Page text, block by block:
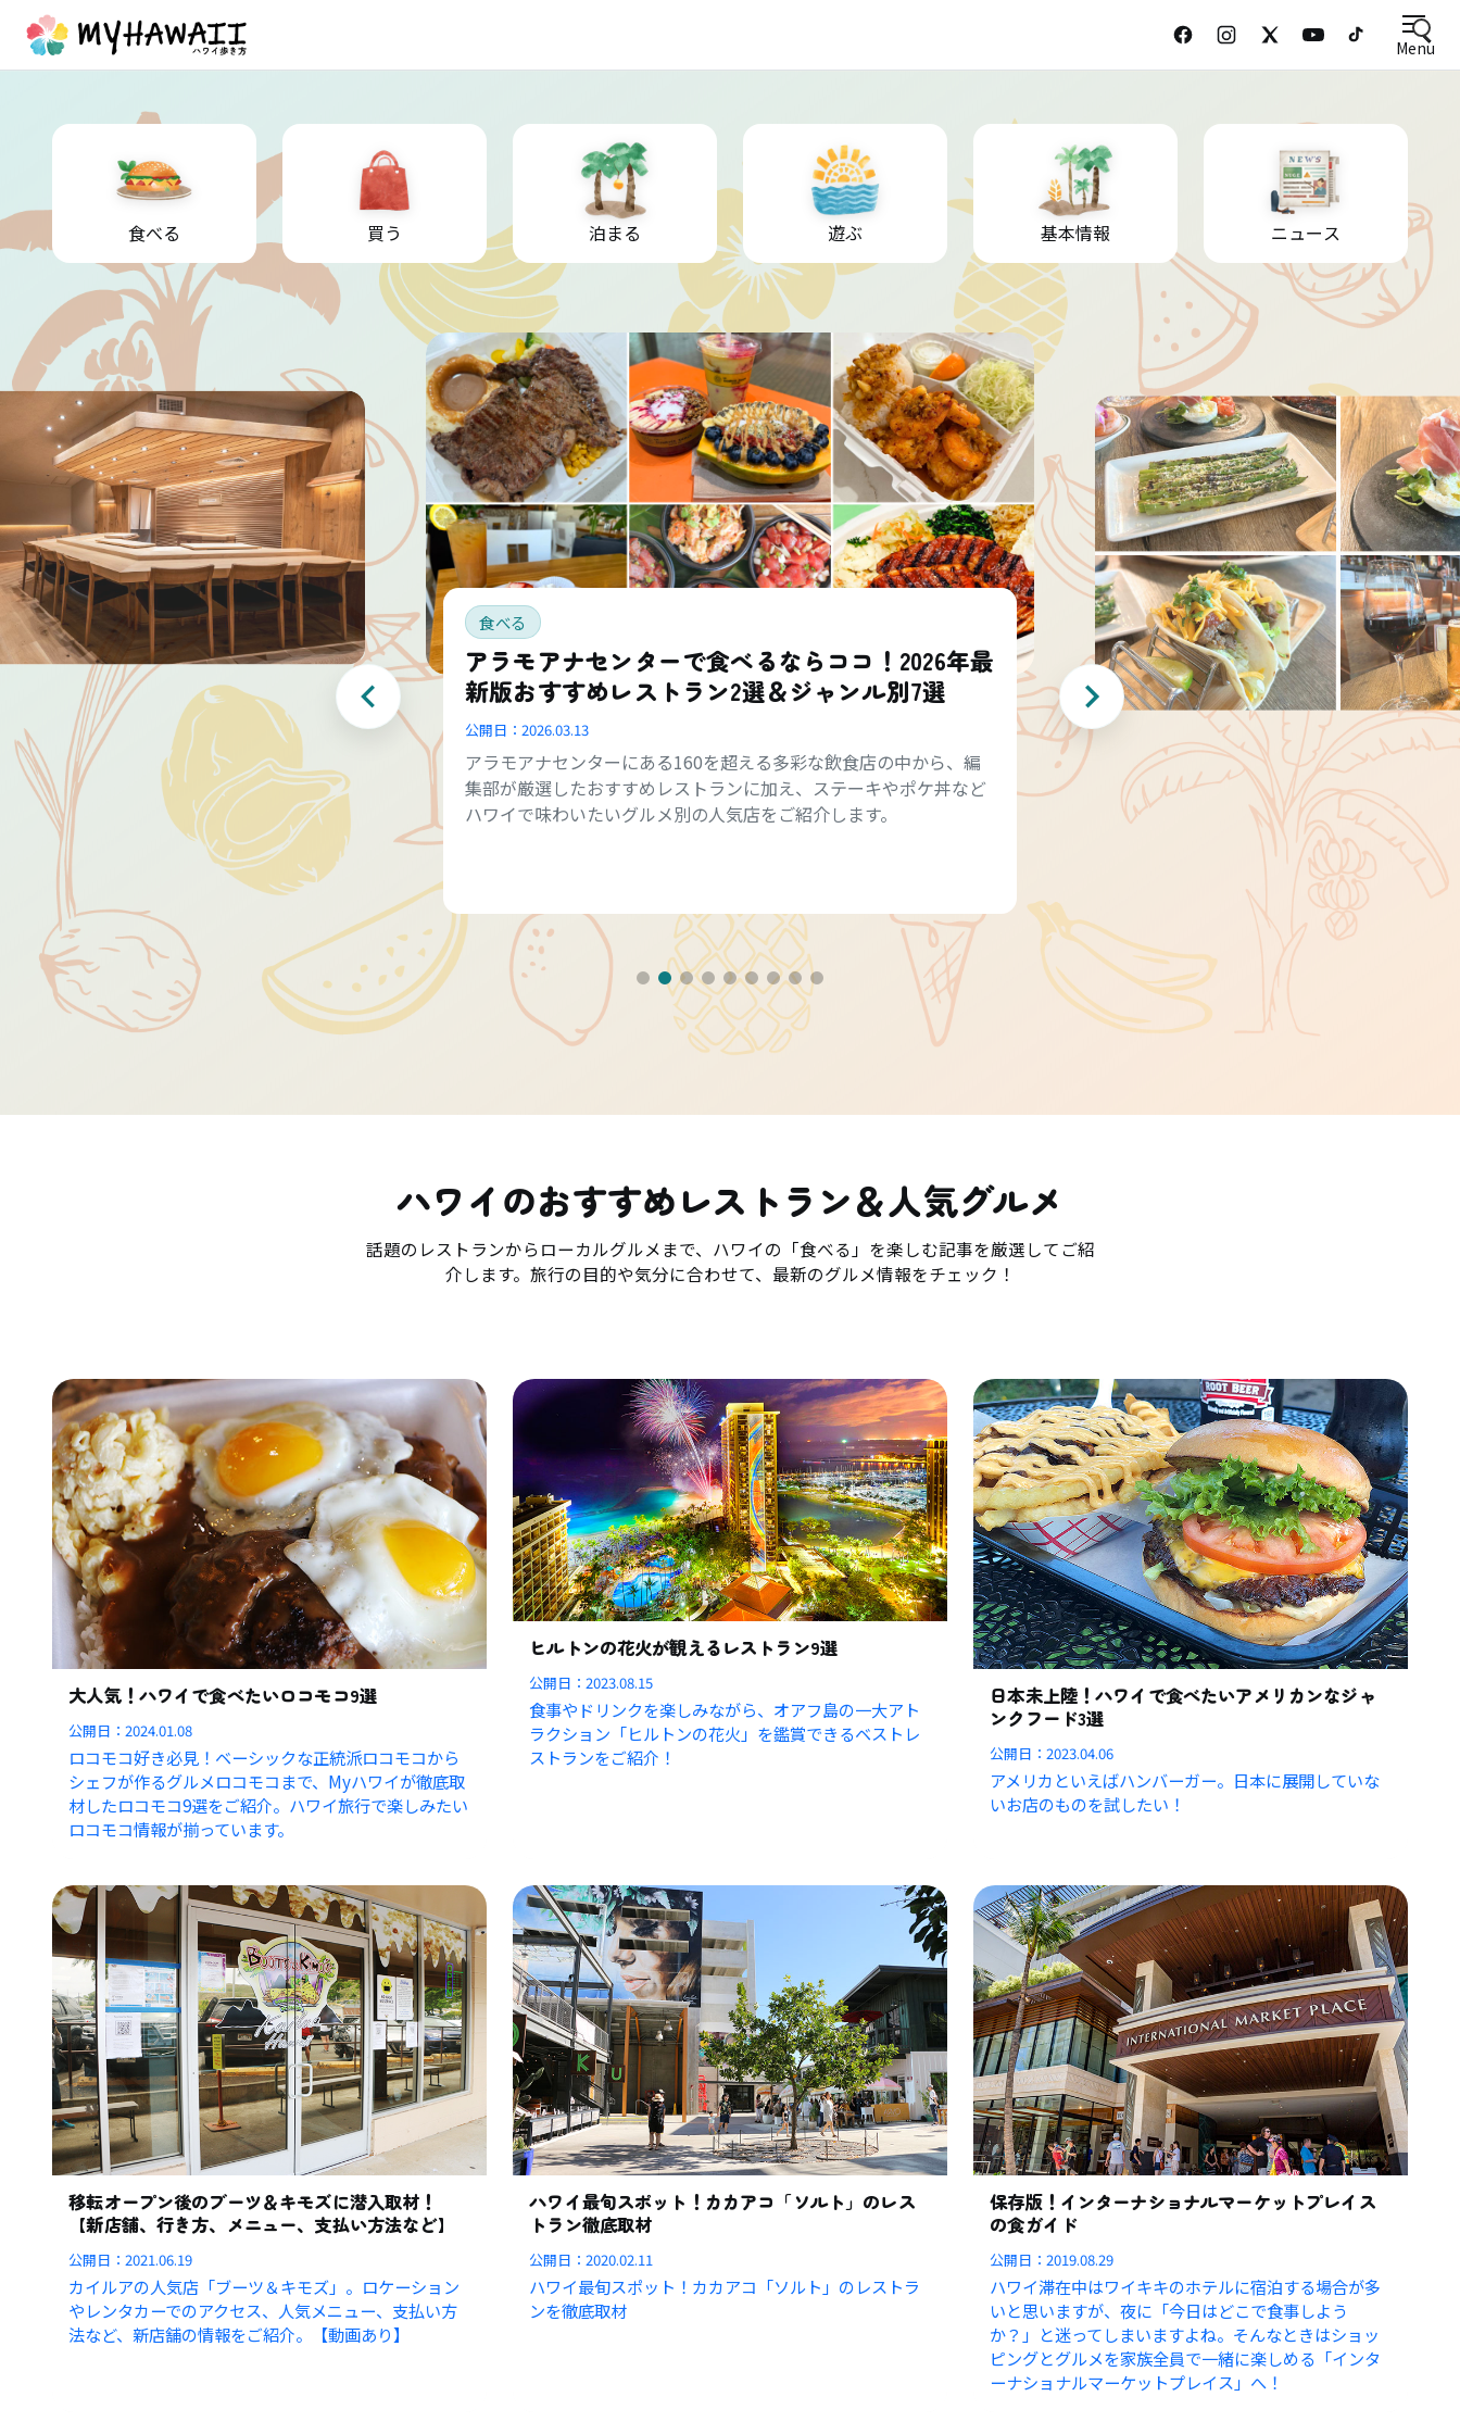
Menu
食べる 買う 泊まる 遊ぶ 基本情報 ニュース
食べる
アラモアナセンターで食べるならココ！2026年最
新版おすすめレストラン2選＆ジャンル別7選
公開日： 2026.03.13
アラモアナセンターにある160を超える多彩な飲食店の中から、編
集部が厳選したおすすめレストランに加え、ステーキやポケ丼など
ハワイで味わいたいグルメ別の人気店をご紹介します。
ハワイのおすすめレストラン＆人気グルメ
話題のレストランからローカルグルメまで、ハワイの「食べる」を楽しむ記事を厳選してご紹
介します。旅行の目的や気分に合わせて、最新のグルメ情報をチェック！
大人気！ハワイで食べたいロコモコ9選
公開日：2024.01.08
ロコモコ好き必見！ベーシックな正統派ロコモコから
シェフが作るグルメロコモコまで、Myハワイが徹底取
材したロコモコ9選をご紹介。ハワイ旅行で楽しみたい
ロコモコ情報が揃っています。
ヒルトンの花火が観えるレストラン9選
公開日：2023.08.15
食事やドリンクを楽しみながら、オアフ島の一大アト
ラクション「ヒルトンの花火」を鑑賞できるベストレ
ストランをご紹介！
日本未上陸！ハワイで食べたいアメリカンなジャ
ンクフード3選
公開日：2023.04.06
アメリカといえばハンバーガー。日本に展開していな
いお店のものを試したい！
移転オープン後のブーツ＆キモズに潜入取材！
【新店舗、行き方、メニュー、支払い方法など】
公開日：2021.06.19
カイルアの人気店「ブーツ＆キモズ」。ロケーション
やレンタカーでのアクセス、人気メニュー、支払い方
法など、新店舗の情報をご紹介。【動画あり】
ハワイ最旬スポット！カカアコ「ソルト」のレス
トラン徹底取材
公開日：2020.02.11
ハワイ最旬スポット！カカアコ「ソルト」のレストラ
ンを徹底取材
保存版！インターナショナルマーケットプレイス
の食ガイド
公開日：2019.08.29
ハワイ滞在中はワイキキのホテルに宿泊する場合が多
いと思いますが、夜に「今日はどこで食事しよう
か？」と迷ってしまいますよね。そんなときはショッ
ピングとグルメを家族全員で一緒に楽しめる「インタ
ーナショナルマーケットプレイス」へ！